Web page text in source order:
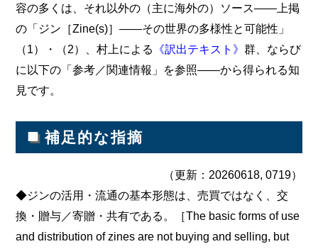
容の多くは、それ以外の（主に海外の）ソース――上掲
の「ジン［Zine(s)］――その世界の多様性と可能性」
（1）・（2）、村上による
《訳出テキスト》群、ならび
に以下の「参考／関連情報」を参照――から得られる知
見です。
■ 補足的な指摘
（更新：20260618, 0719）
◆ジンの活用・流通の基本形態は、売買ではなく、交
換・贈与／寄贈・共有である。［The basic forms of use
and distribution of zines are not buying and selling, but